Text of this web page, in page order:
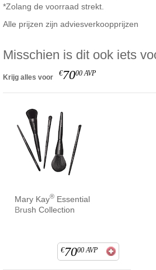
*Zolang de voorraad strekt.
Alle prijzen zijn adviesverkoopprijzen
Misschien is dit ook iets
Krijg alles voor €7000 AVP
Mary Kay® Essential
Brush Collection
€7000 AVP